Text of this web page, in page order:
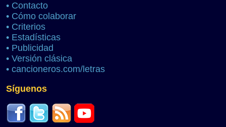
• Contacto
• Cómo colaborar
• Criterios
• Estadísticas
• Publicidad
• Versión clásica
• cancioneros.com/letras
Síguenos